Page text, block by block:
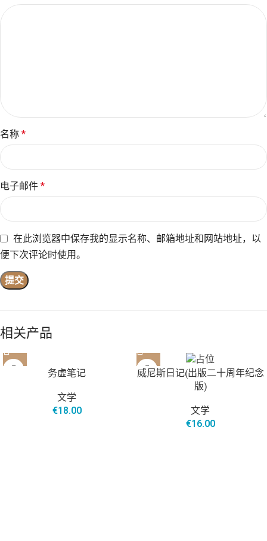
名称 *
电子邮件 *
在此浏览器中保存我的显示名称、邮箱地址和网站地址，以
便下次评论时使用。
相关产品
务虚笔记
文学
€18.00
威尼斯日记(出版二十周年纪念
版)
文学
€16.00